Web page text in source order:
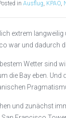
in Ausflug KPAO
extrem
war und dadurch
Wetter sind
die Bay eben.
und zunächst